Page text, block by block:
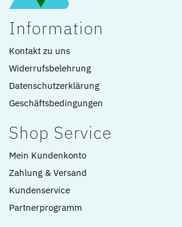
Information
Kontakt zu uns
Widerrufsbelehrung
Datenschutzerklärung
Geschäftsbedingungen
Shop Service
Mein Kundenkonto
Zahlung & Versand
Kundenservice
Partnerprogramm